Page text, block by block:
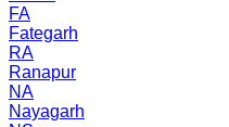
FA
Fategarh
RA
Ranapur
NA
Nayagarh